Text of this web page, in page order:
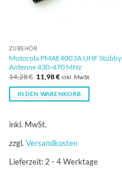
ZUBEHÖR
Motorola PMAE4003A UHF Stubby
Antenne 430-470 MHz
14,28€ Ursprünglicher
Preis
war:
14,28 €
11,98€Aktueller
ist:
11,98 €.
inkl. MwSt.
IN DEN WARENKORB
inkl. MwSt.
zzgl. Versandkosten
Lieferzeit:2 - 4 Werktage